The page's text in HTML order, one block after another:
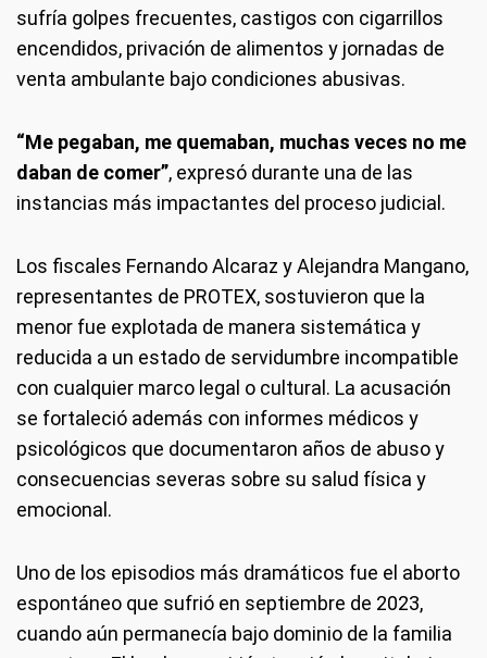
sufría golpes frecuentes, castigos con cigarrillos
encendidos, privación de alimentos y jornadas de
venta ambulante bajo condiciones abusivas.
“Me pegaban, me quemaban, muchas veces no me
daban de comer”, expresó durante una de las
instancias más impactantes del proceso judicial.
Los fiscales Fernando Alcaraz y Alejandra Mangano,
representantes de PROTEX, sostuvieron que la
menor fue explotada de manera sistemática y
reducida a un estado de servidumbre incompatible
con cualquier marco legal o cultural. La acusación
se fortaleció además con informes médicos y
psicológicos que documentaron años de abuso y
consecuencias severas sobre su salud física y
emocional.
Uno de los episodios más dramáticos fue el aborto
espontáneo que sufrió en septiembre de 2023,
cuando aún permanecía bajo dominio de la familia